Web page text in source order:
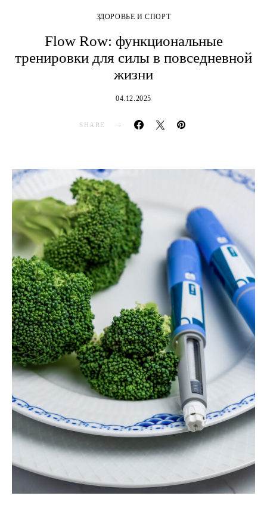
ЗДОРОВЬЕ И СПОРТ
Flow Row: функциональные
тренировки для силы в повседневной
жизни
04.12.2025
SHARE